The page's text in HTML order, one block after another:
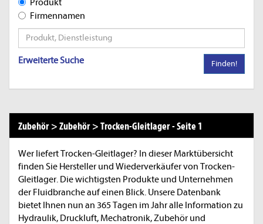
Produkt
Firmennamen
Erweiterte Suche Finden!
Zubehör >Zubehör >Trocken-Gleitlager-Seite 1
Wer liefert Trocken-Gleitlager? In dieser Marktübersicht
finden Sie Hersteller und Wiederverkäufer von Trocken-
Gleitlager. Die wichtigsten Produkte und Unternehmen
der Fluidbranche auf einen Blick. Unsere Datenbank
bietet Ihnen nun an 365 Tagen im Jahr alle Information zu
Hydraulik, Druckluft, Mechatronik, Zubehör und